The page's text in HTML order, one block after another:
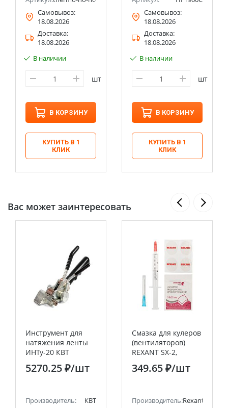
Самовывоз:
18.08.2026
Доставка:
18.08.2026
В наличии
шт
В КОРЗИНУ
КУПИТЬ В 1
КЛИК
Самовывоз:
18.08.2026
Доставка:
18.08.2026
В наличии
шт
В КОРЗИНУ
КУПИТЬ В 1
КЛИК
Вас может заинтересовать
Инструмент для
натяжения ленты
ИНТу-20 КВТ
5270.25 ₽/шт
Производитель:
КВТ
Смазка для кулеров
(вентиляторов)
REXANT SX-2,
шприц 2 мл
349.65 ₽/шт
Производитель:Rexant